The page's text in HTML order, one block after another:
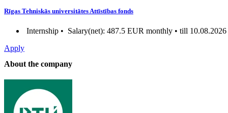
Rīgas Tehniskās universitātes Attīstības fonds
Internship • Salary(net): 487.5 EUR monthly • till 10.08.2026
Apply
About the company